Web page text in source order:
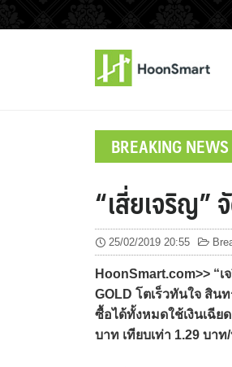
BREAKING NEWS
“เสี่ยเจริญ”
25/02/2019 20:55
HoonSmart.com>> “
GOLD โตเร็วทันใจ สิ
ซื้อได้ทั้งหมดใช้เงินเฉี
บาท เทียบเท่า 1.29 บาท